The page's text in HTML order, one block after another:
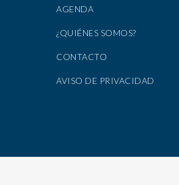
AGENDA
¿QUIÉNES SOMOS?
CONTACTO
AVISO DE PRIVACIDAD